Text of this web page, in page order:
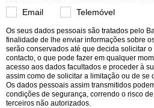
Email
Telemóvel
Os seus dados pessoais são tratados pelo
finalidade de lhe enviar informações sobre
serão conservados até que decida solicitar
contacto, o que pode fazer em qualquer
acesso aos dados facultados e proceder à
assim como de solicitar a limitação ou de se
Os dados pessoais assim transmitidos
condições de segurança, correndo o risco
terceiros não autorizados.